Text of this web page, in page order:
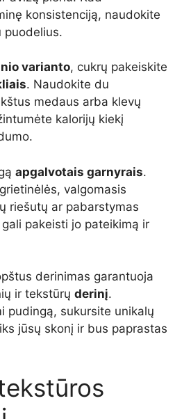
konsistenciją, naudokite
puodelius.
varianto, cukrų pakeiskite
. Naudokite du
medaus arba klevų
kalorijų kiekį
apgalvotais garnyrais.
valgomasis
riešutų ar pabarstymas
pakeisti jo pateikimą ir
derinimas garantuoja
ir tekstūrų derinį.
pudingą, sukursite unikalų
jūsų skonį ir bus paprastas